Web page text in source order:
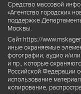
Средство массовой
«Агентство городских
поддержке
Москвы.
Сайт https://
иные охраняемые
фотографии, аудио и/
и пр., которые
Российской Федерации
использование
копирование,